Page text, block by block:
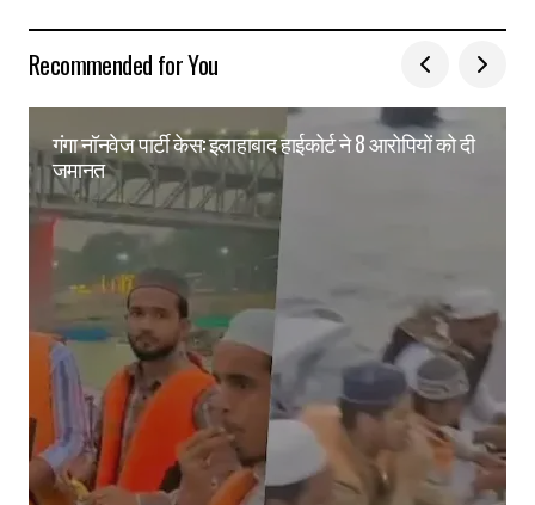
Recommended for You
गंगा नॉनवेज पार्टी केस: इलाहाबाद हाईकोर्ट ने 8 आरोपियों को दी
जमानत